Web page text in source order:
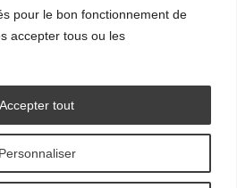
pour le bon fonctionnement de
accepter tous ou les
Personnaliser
Accepter tout